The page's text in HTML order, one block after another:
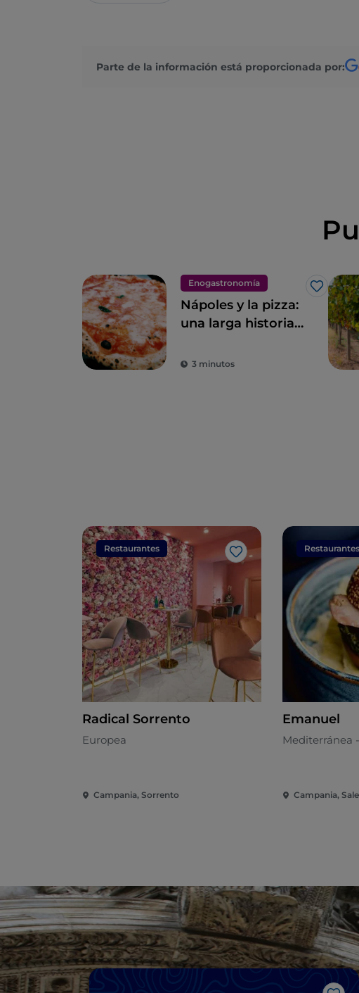
Parte de la información está proporcionada por:
Enogastronomía
Me
Nápoles y la pizza:
una larga historia
3 minutos
Restaurantes
Me gusta
Radical Sorrento
Europea
Campania, Sorrento
Restaurantes
Emanuel
Mediterránea
Campania,